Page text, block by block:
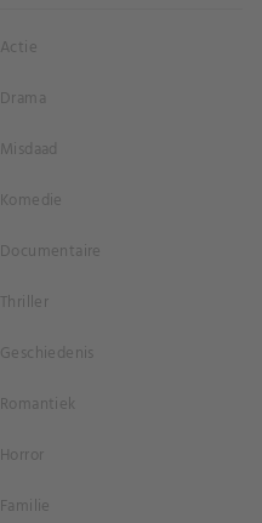
Actie
Drama
Misdaad
Komedie
Documentaire
Thriller
Geschiedenis
Romantiek
Horror
Familie